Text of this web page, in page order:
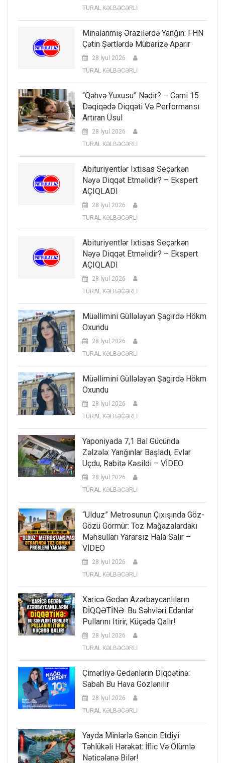
TURAL KƏLBƏCƏRLİ
Minalanmış Ərazilərdə Yanğın: FHN
Çətin Şərtlərdə Mübarizə Aparır
28 İyul 2026
TURAL KƏLBƏCƏRLİ
“Qəhvə Yuxusu” Nədir? – Cəmi 15
Dəqiqədə Diqqəti Və Performansı
Artıran Üsul
28 İyul 2026
TURAL KƏLBƏCƏRLİ
Abituriyentlər Ixtisas Seçərkən
Nəyə Diqqət Etməlidir? – Ekspert
AÇIQLADI
28 İyul 2026
TURAL KƏLBƏCƏRLİ
Abituriyentlər Ixtisas Seçərkən
Nəyə Diqqət Etməlidir? – Ekspert
AÇIQLADI
28 İyul 2026
TURAL KƏLBƏCƏRLİ
Müəllimini Güllələyən Şagirdə Hökm
Oxundu
28 İyul 2026
TURAL KƏLBƏCƏRLİ
Müəllimini Güllələyən Şagirdə Hökm
Oxundu
28 İyul 2026
TURAL KƏLBƏCƏRLİ
Yaponiyada 7,1 Bal Gücündə
Zəlzələ: Yanğınlar Başladı, Evlər
Uçdu, Rabitə Kəsildi – VİDEO
28 İyul 2026
TURAL KƏLBƏCƏRLİ
“Ulduz” Metrosunun Çıxışında Göz-
Gözü Görmür: Toz Mağazalardakı
Məhsulları Yararsız Hala Salır –
VİDEO
28 İyul 2026
TURAL KƏLBƏCƏRLİ
Xaricə Gedən Azərbaycanlıların
DİQQƏTİNƏ: Bu Səhvləri Edənlər
Pullarını Itirir, Küçədə Qalır!
28 İyul 2026
TURAL KƏLBƏCƏRLİ
Çimərliyə Gedənlərin Diqqətinə:
Sabah Bu Hava Gözlənilir
28 İyul 2026
TURAL KƏLBƏCƏRLİ
Yayda Minlərlə Gəncin Etdiyi
Təhlükəli Hərəkət: İflic Və Ölümlə
Nəticələnə Bilər!